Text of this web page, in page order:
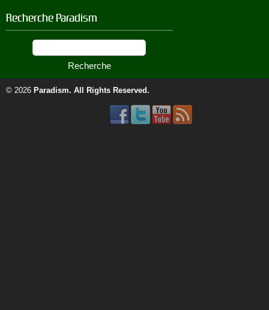
Recherche Paradism
© 2026 Paradism. All Rights Reserved.